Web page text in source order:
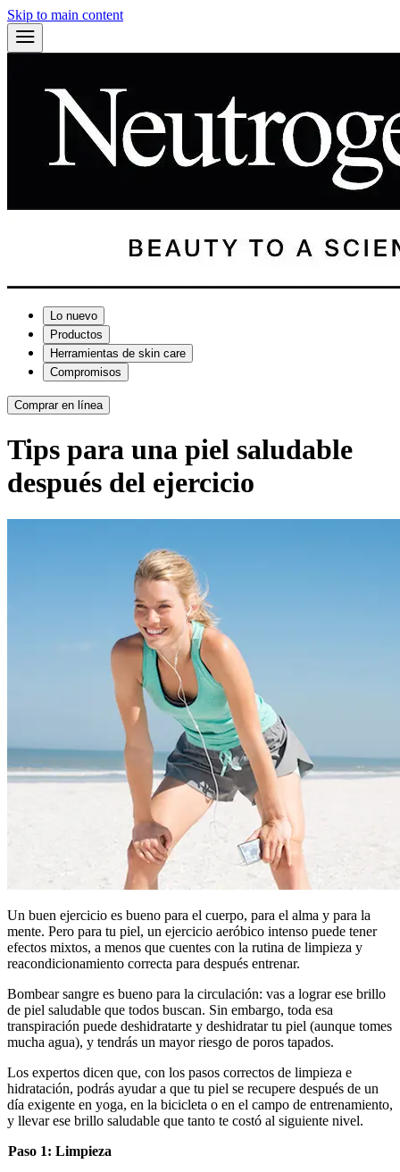
Skip to main content
Lo nuevo
Productos
Herramientas de skin care
Compromisos
Comprar en línea
Tips para una piel saludable
después del ejercicio
Un buen ejercicio es bueno para el cuerpo, para el alma y para la
mente. Pero para tu piel, un ejercicio aeróbico intenso puede tener
efectos mixtos, a menos que cuentes con la rutina de limpieza y
reacondicionamiento correcta para después entrenar.
Bombear sangre es bueno para la circulación: vas a lograr ese brillo
de piel saludable que todos buscan. Sin embargo, toda esa
transpiración puede deshidratarte y deshidratar tu piel (aunque tomes
mucha agua), y tendrás un mayor riesgo de poros tapados.
Los expertos dicen que, con los pasos correctos de limpieza e
hidratación, podrás ayudar a que tu piel se recupere después de un
día exigente en yoga, en la bicicleta o en el campo de entrenamiento,
y llevar ese brillo saludable que tanto te costó al siguiente nivel.
Paso 1: Limpieza